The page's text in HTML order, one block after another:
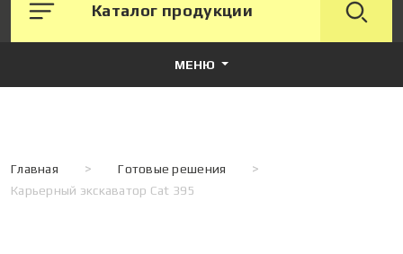
Каталог продукции
МЕНЮ
Главная > Готовые решения
>
Карьерный экскаватор Cat 395